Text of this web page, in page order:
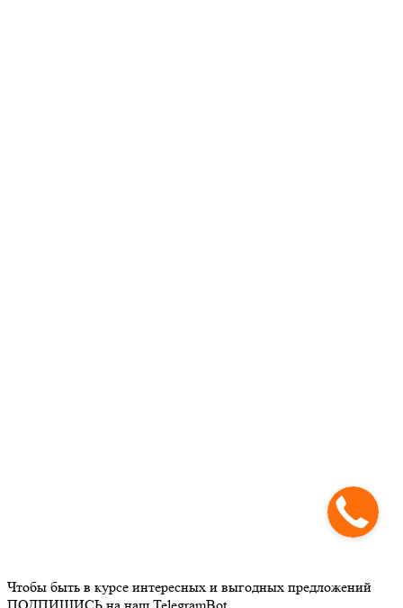
Чтобы быть в курсе интересных и выгодных предложений